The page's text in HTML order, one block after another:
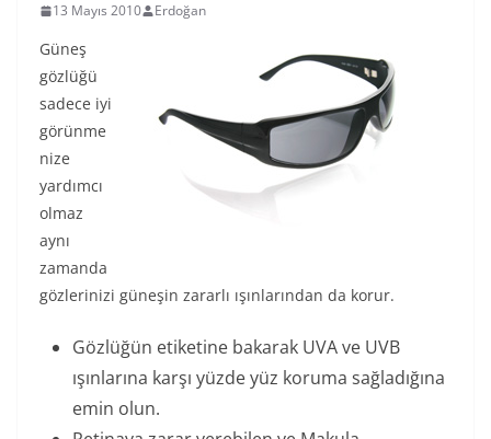
13 Mayıs 2010 Erdoğan
Güneş
gözlüğü
sadece iyi
görünme
nize
yardımcı
olmaz
aynı
zamanda
gözlerinizi güneşin zararlı ışınlarından da korur.
Gözlüğün etiketine bakarak UVA ve UVB
ışınlarına karşı yüzde yüz koruma sağladığına
emin olun.